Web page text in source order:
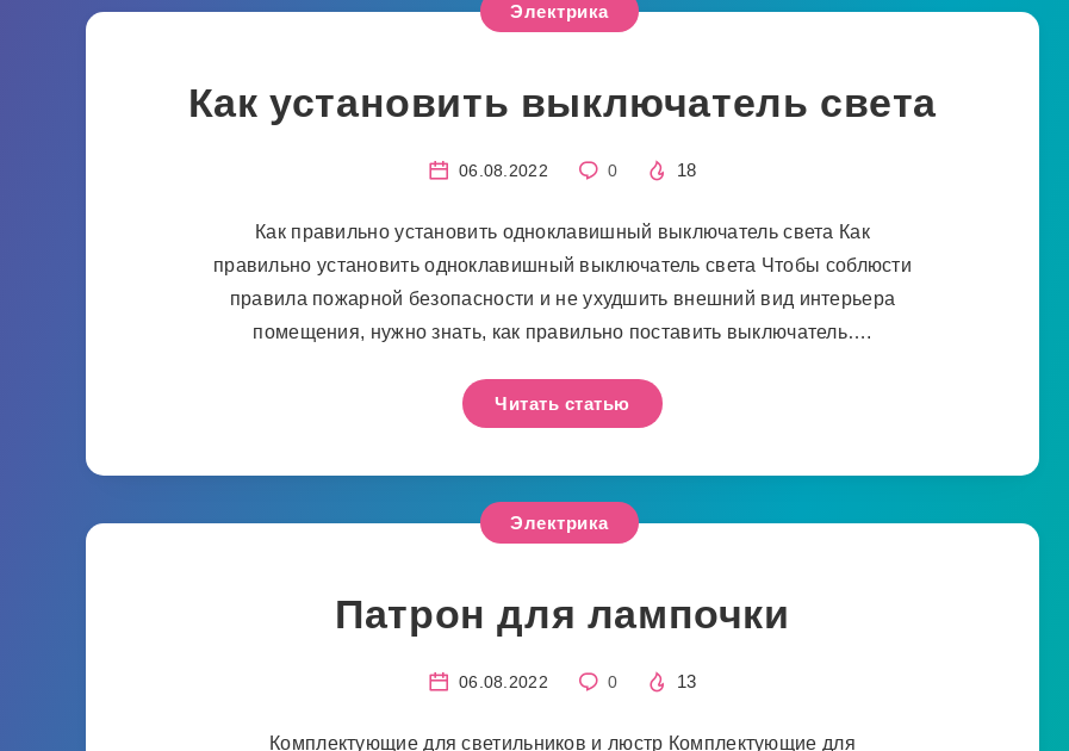
Электрика
Как установить выключатель света
06.08.2022 0 18
Как правильно установить одноклавишный выключатель света Как
правильно установить одноклавишный выключатель света Чтобы соблюсти
правила пожарной безопасности и не ухудшить внешний вид интерьера
помещения, нужно знать, как правильно поставить выключатель….
Читать статью
Электрика
Патрон для лампочки
06.08.2022 0 13
Комплектующие для светильников и люстр Комплектующие для